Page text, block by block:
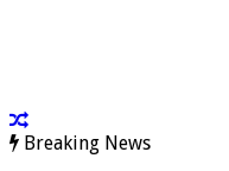
Breaking News